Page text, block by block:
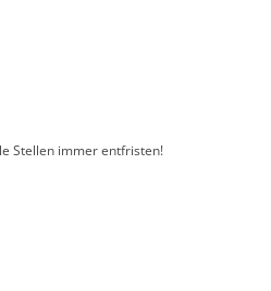
Stellen immer entfristen!